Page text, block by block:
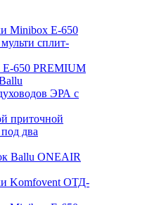
Minibox E-650
сплит-
650 PREMIUM
ЭРА с
приточной
два
Ballu ONEAIR
Komfovent ОТД-